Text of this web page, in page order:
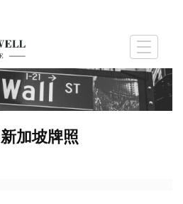
T
o
g
g
新加坡牌照